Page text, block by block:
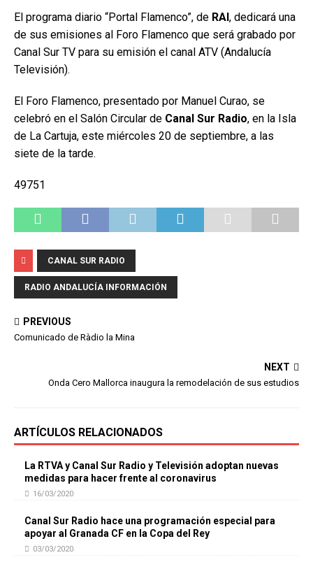
El programa diario “Portal Flamenco”, de RAI, dedicará una
de sus emisiones al Foro Flamenco que será grabado por
Canal Sur TV para su emisión el canal ATV (Andalucía
Televisión).
El Foro Flamenco, presentado por Manuel Curao, se
celebró en el Salón Circular de Canal Sur Radio, en la Isla
de La Cartuja, este miércoles 20 de septiembre, a las
siete de la tarde.
49751
CANAL SUR RADIO
RADIO ANDALUCÍA INFORMACIÓN
PREVIOUS
Comunicado de Ràdio la Mina
NEXT
Onda Cero Mallorca inaugura la remodelación de sus estudios
ARTÍCULOS RELACIONADOS
La RTVA y Canal Sur Radio y Televisión adoptan nuevas
medidas para hacer frente al coronavirus
16/03/2020
Canal Sur Radio hace una programación especial para
apoyar al Granada CF en la Copa del Rey
03/03/2020